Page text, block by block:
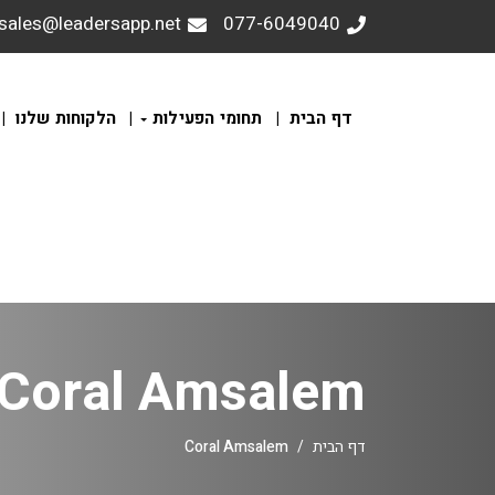
077-6049040
דף הבית תחומי הפעילות הלקוחות שלנו
Amsalem
דף הבית Coral Amsalem